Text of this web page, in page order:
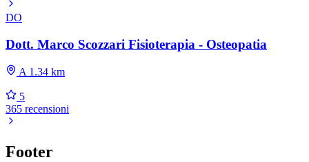
DO
Dott. Marco Scozzari Fisioterapia - Osteopatia
A 1.34 km
5
365 recensioni
Footer